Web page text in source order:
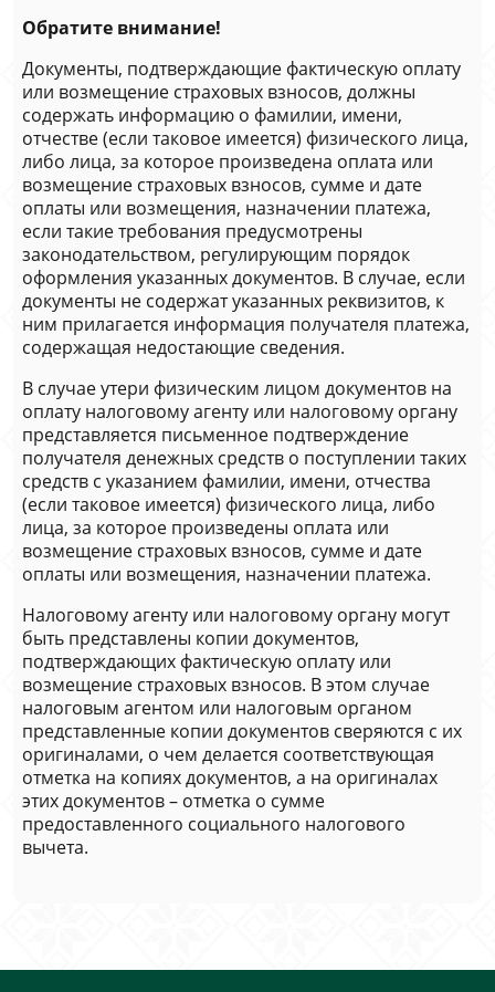
Обратите внимание!
Документы, подтверждающие фактическую оплату
или возмещение страховых взносов, должны
содержать информацию о фамилии, имени,
отчестве (если таковое имеется) физического лица,
либо лица, за которое произведена оплата или
возмещение страховых взносов, сумме и дате
оплаты или возмещения, назначении платежа,
если такие требования предусмотрены
законодательством, регулирующим порядок
оформления указанных документов. В случае, если
документы не содержат указанных реквизитов, к
ним прилагается информация получателя платежа,
содержащая недостающие сведения.
В случае утери физическим лицом документов на
оплату налоговому агенту или налоговому органу
представляется письменное подтверждение
получателя денежных средств о поступлении таких
средств с указанием фамилии, имени, отчества
(если таковое имеется) физического лица, либо
лица, за которое произведены оплата или
возмещение страховых взносов, сумме и дате
оплаты или возмещения, назначении платежа.
Налоговому агенту или налоговому органу могут
быть представлены копии документов,
подтверждающих фактическую оплату или
возмещение страховых взносов. В этом случае
налоговым агентом или налоговым органом
представленные копии документов сверяются с их
оригиналами, о чем делается соответствующая
отметка на копиях документов, а на оригиналах
этих документов – отметка о сумме
предоставленного социального налогового
вычета.